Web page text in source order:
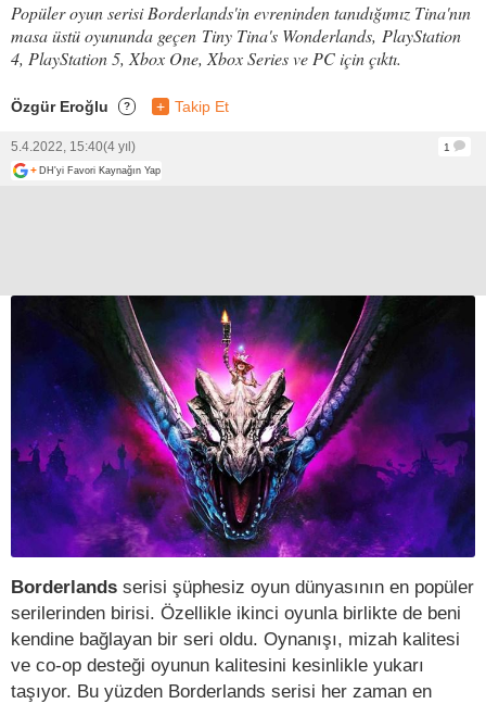
Popüler oyun serisi Borderlands'in evreninden tanıdığımız Tina'nın
masa üstü oyununda geçen Tiny Tina's Wonderlands, PlayStation
4, PlayStation 5, Xbox One, Xbox Series ve PC için çıktı.
Özgür Eroğlu ? + Takip Et
5.4.2022, 15:40(4 yıl)
1
+ DH'yi Favori Kaynağın Yap
Borderlands serisi şüphesiz oyun dünyasının en popüler
serilerinden birisi. Özellikle ikinci oyunla birlikte de beni
kendine bağlayan bir seri oldu. Oynanışı, mizah kalitesi
ve co-op desteği oyunun kalitesini kesinlikle yukarı
taşıyor. Bu yüzden Borderlands serisi her zaman en